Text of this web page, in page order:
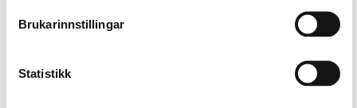
Brukarinnstillingar
Statistikk
15 sp
ASP215